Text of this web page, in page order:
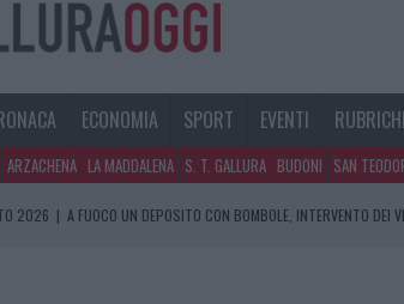
ECONOMIA SPORT EVENTI
ARZACHENA LA MADDALENA S. T. GALLURA BUDONI SAN
2026 | A FUOCO UN DEPOSITO CON BOMBOLE, INTERVENTO DEI